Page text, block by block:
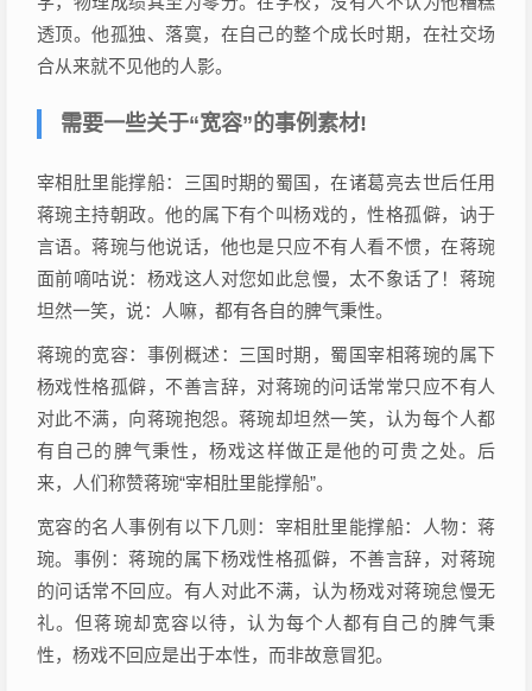
透顶。他孤独、落寞，在自己的整个成长时期，在社交场
合从来就不见他的人影。
需要一些关于“宽容”的事例素材!
宰相肚里能撑船：三国时期的蜀国，在诸葛亮去世后任用
蒋琬主持朝政。他的属下有个叫杨戏的，性格孤僻，讷于
言语。蒋琬与他说话，他也是只应不有人看不惯，在蒋琬
面前嘀咕说：杨戏这人对您如此怠慢，太不象话了！蒋琬
坦然一笑，说：人嘛，都有各自的脾气秉性。
蒋琬的宽容：事例概述：三国时期，蜀国宰相蒋琬的属下
杨戏性格孤僻，不善言辞，对蒋琬的问话常常只应不有人
对此不满，向蒋琬抱怨。蒋琬却坦然一笑，认为每个人都
有自己的脾气秉性，杨戏这样做正是他的可贵之处。后
来，人们称赞蒋琬“宰相肚里能撑船”。
宽容的名人事例有以下几则：宰相肚里能撑船：人物：蒋
琬。事例：蒋琬的属下杨戏性格孤僻，不善言辞，对蒋琬
的问话常不回应。有人对此不满，认为杨戏对蒋琬怠慢无
礼。但蒋琬却宽容以待，认为每个人都有自己的脾气秉
性，杨戏不回应是出于本性，而非故意冒犯。